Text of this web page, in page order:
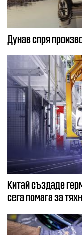
Дунав спря
Китай създаде
сега помага за